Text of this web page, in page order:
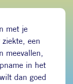
met je
een
meevallen,
in het
dan goed